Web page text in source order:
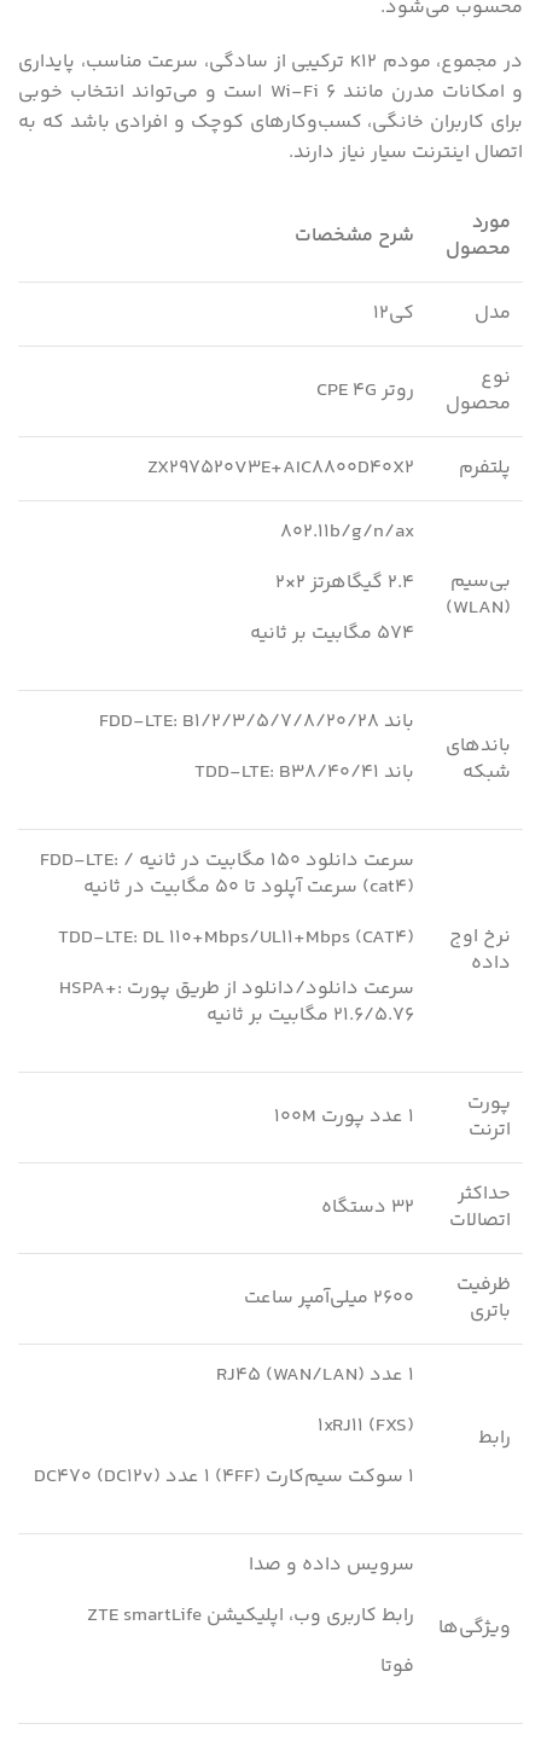
محسوب می‌شود.
در مجموع، مودم K12 ترکیبی از سادگی، سرعت مناسب، پایداری
و امکانات مدرن مانند Wi-Fi 6 است و می‌تواند انتخاب خوبی
برای کاربران خانگی، کسب‌وکارهای کوچک و افرادی باشد که به
اتصال اینترنت سیار نیاز دارند.
مورد
محصول
شرح مشخصات
مدل کی۱۲
نوع
محصول
روتر CPE 4G
پلتفرم ZX297520V3E+AIC8800D40X2
بی‌سیم
(WLAN)
802.11b/g/n/ax
۲.۴ گیگاهرتز ۲×۲
۵۷۴ مگابیت بر ثانیه
باندهای
شبکه
باند FDD-LTE: B1/2/3/5/7/8/20/28
باند TDD-LTE: B38/40/41
نرخ اوج
داده
FDD-LTE: سرعت دانلود ۱۵۰ مگابیت در ثانیه /
سرعت آپلود تا ۵۰ مگابیت در ثانیه (cat4)
TDD-LTE: DL 110+Mbps/UL11+Mbps (CAT4)
HSPA+: سرعت دانلود/دانلود از طریق پورت
21.6/5.76 مگابیت بر ثانیه
پورت
اترنت
۱ عدد پورت ۱۰۰M
حداکثر
اتصالات
۳۲ دستگاه
ظرفیت
باتری
۲۶۰۰ میلی‌آمپر ساعت
رابط
۱ عدد RJ45 (WAN/LAN)
۱xRJ11 (FXS)
۱ سوکت سیم‌کارت (۴FF) ۱ عدد DC470 (DC12v)
ویژگی‌ها
سرویس داده و صدا
رابط کاربری وب، اپلیکیشن ZTE smartLife
فوتا